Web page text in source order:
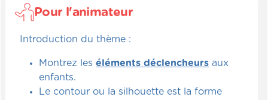
Pour l'animateur
Introduction du thème :
Montrez les éléments déclencheurs aux
enfants.
Le contour ou la silhouette est la forme